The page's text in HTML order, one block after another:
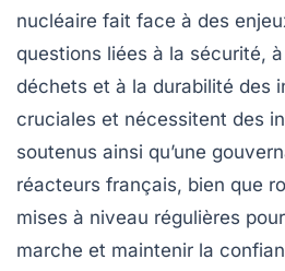
nucléaire fait face à des
questions liées à la sécurité,
déchets et à la durabilité des
cruciales et nécessitent des
soutenus ainsi qu’une
réacteurs français, bien que
mises à niveau régulières
marche et maintenir la